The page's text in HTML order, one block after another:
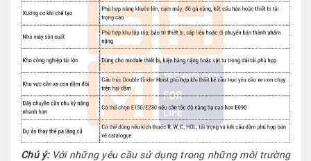
Chú ý:Với những yêu cầu sử dụng trong những môi trường